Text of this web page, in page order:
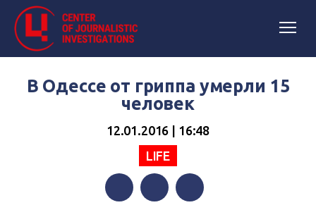
В Одессе от гриппа умерли 15
человек
12.01.2016 | 16:48
LIFE